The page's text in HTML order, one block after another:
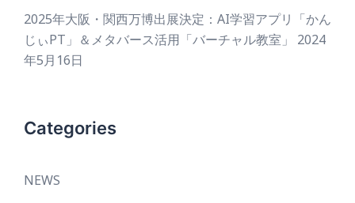
2025年大阪・関西万博出展決定：AI学習アプリ「かん
じぃPT」＆メタバース活用「バーチャル教室」
2024
年5月16日
Categories
NEWS